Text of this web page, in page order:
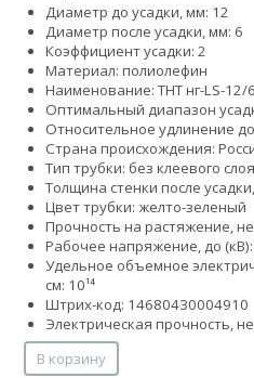
Диаметр до усадки, мм: 12
Диаметр после усадки, мм: 6
Коэффициент усадки: 2
Материал: полиолефин
Наименование: ТНТ нг-LS-12/
Оптимальный диапазон
Относительное удлинение
Страна происхождения:
Тип трубки: без клеевого слоя
Толщина стенки после
Цвет трубки: желто-зеленый
Прочность на растяжение,
Рабочее напряжение, до
Удельное объемное
см: 10¹⁴
Штрих-код: 14680430004910
Электрическая прочность,
В корзину